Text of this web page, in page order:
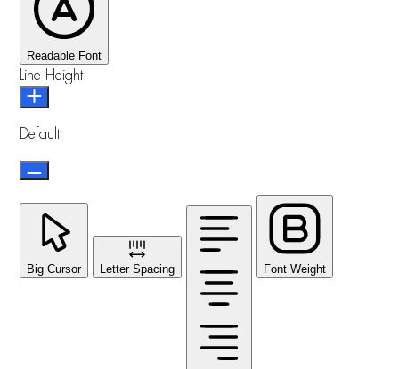
Readable Font
Line Height
Default
Big Cursor Letter Spacing Font Weight